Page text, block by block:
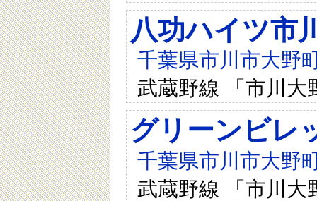
八功ハイツ市
千葉県市川市大野
武蔵野線 「市川大
グリーンビレ
千葉県市川市大野
武蔵野線 「市川大